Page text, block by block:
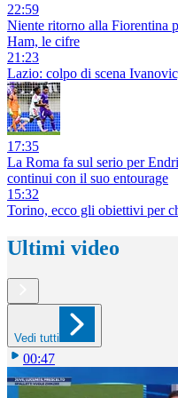
22:59
Niente ritorno alla Fiorentina
Ham, le cifre
21:23
Lazio: colpo di scena
17:35
La Roma fa sul serio per
continui con il suo entourage
15:32
Torino, ecco gli obiettivi per
Ultimi video
Vedi tutti
00:47